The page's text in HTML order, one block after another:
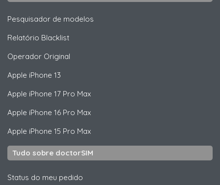
Pesquisador de modelos
Relatório Blacklist
Operador Original
Apple iPhone 13
Apple iPhone 17 Pro Max
Apple iPhone 16 Pro Max
Apple iPhone 15 Pro Max
Tudo sobre doctorSIM
Status do meu pedido